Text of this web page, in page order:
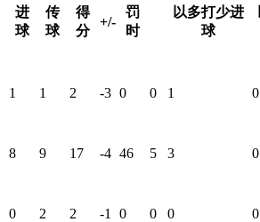
进
球
传
球
得
分
+/-
罚
时
以多打少进
球
1 1 2 -3 0 0 1 0
8 9 17 -4 46 5 3 0
0 2 2 -1 0 0 0 0